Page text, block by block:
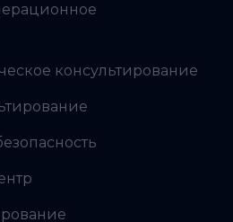
консультирование